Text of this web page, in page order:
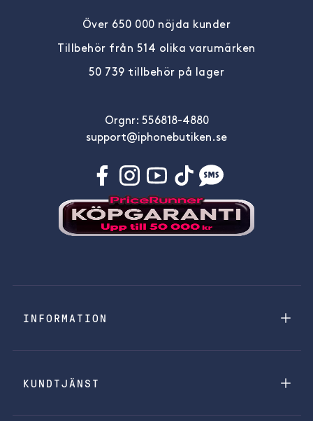
Över 650 000 nöjda kunder
Tillbehör från 514 olika varumärken
50 739 tillbehör på lager
Orgnr: 556818-4880
support@iphonebutiken.se
INFORMATION
KUNDTJÄNST